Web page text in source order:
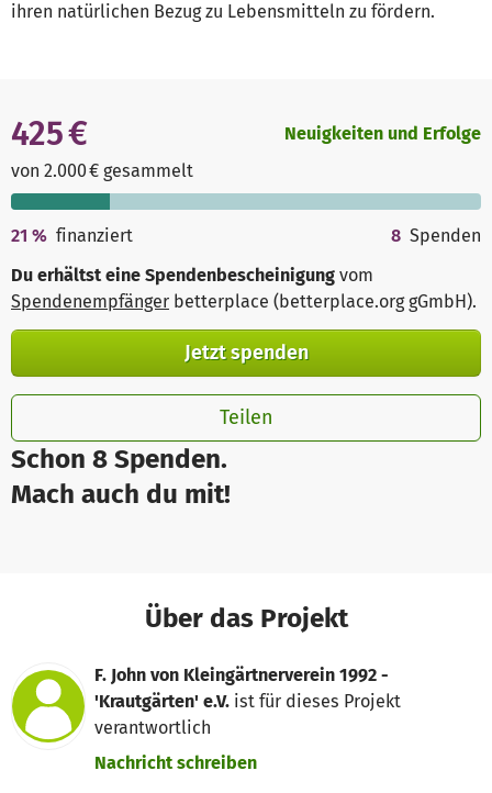
ihren natürlichen Bezug zu Lebensmitteln zu fördern.
Schon 8 Spenden.
Mach auch du mit!
425 €
von 2.000 € gesammelt
Neuigkeiten und Erfolge
21 % finanziert 8 Spenden
Du erhältst eine Spendenbescheinigung vom
Spendenempfänger betterplace (betterplace.org gGmbH).
Jetzt spenden
Teilen
Über das Projekt
F. John von Kleingärtnerverein 1992 -
'Krautgärten' e.V. ist für dieses Projekt
verantwortlich
Nachricht schreiben